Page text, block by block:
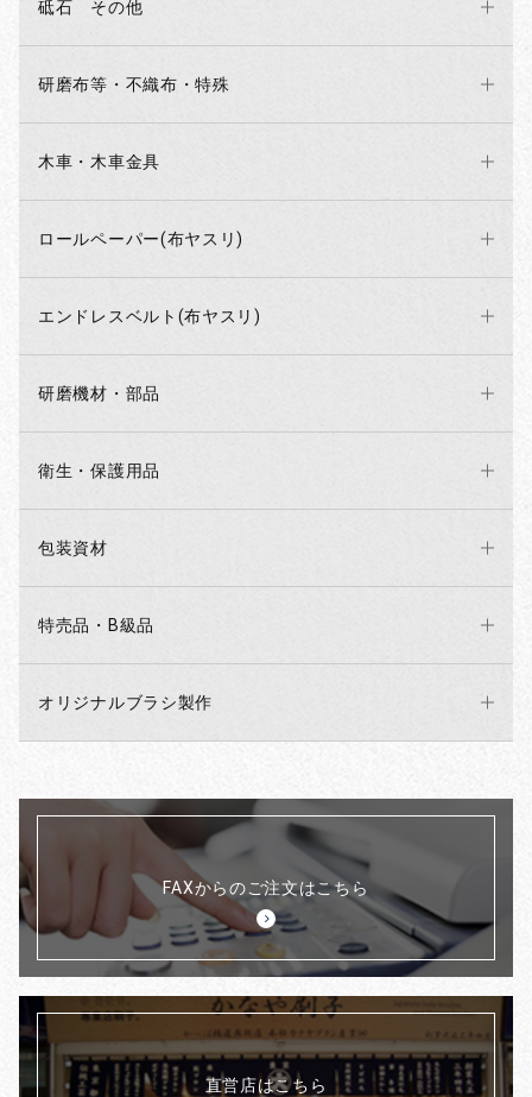
砥石 その他
研磨布等・不織布・特殊
木車・木車金具
ロールペーパー(布ヤスリ)
エンドレスベルト(布ヤスリ)
研磨機材・部品
衛生・保護用品
包装資材
特売品・B級品
オリジナルブラシ製作
FAXからのご注文はこちら
直営店はこちら